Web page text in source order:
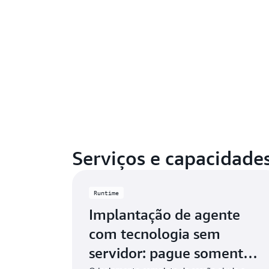
Serviços e
Runtime
Implantação de agente
com tecnologia sem
servidor: pague somente